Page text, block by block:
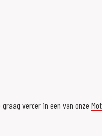
verder in een van onze